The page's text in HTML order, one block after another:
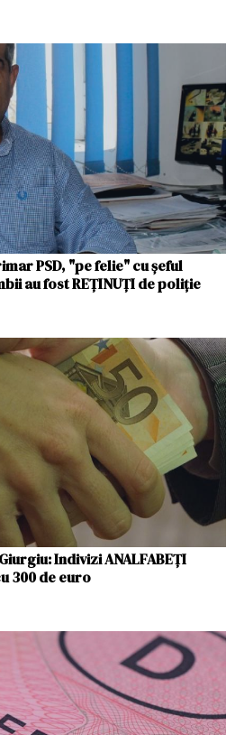
PSD, "pe felie" cu șeful
au fost REȚINUȚI de poliție
Indivizi ANALFABEȚI
300 de euro